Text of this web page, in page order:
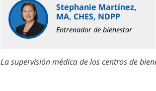
Stephanie Martínez,
MA, CHES, NDPP
Entrenador de bienestar
La supervisión médica de los centros de